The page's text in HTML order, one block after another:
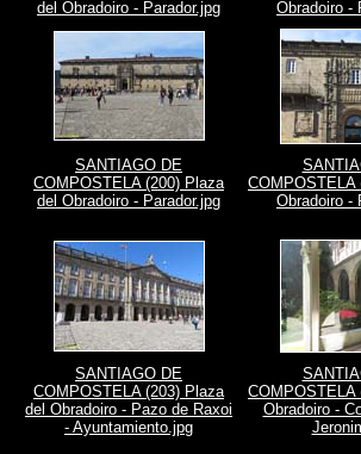
del Obradoiro - Parador.jpg Obradoiro -
SANTIAGO DE
COMPOSTELA (200) Plaza
del Obradoiro - Parador.jpg
COMPOSTELA
Obradoiro -
SANTIAGO DE
COMPOSTELA (203) Plaza
del Obradoiro - Pazo de Raxoi
- Ayuntamiento.jpg
COMPOSTELA
Obradoiro -